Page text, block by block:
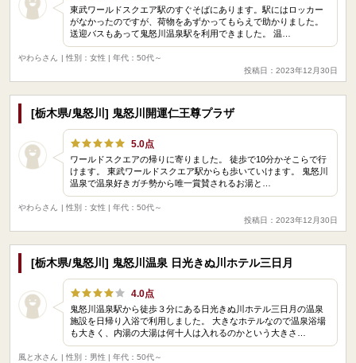
東武ワールドスクエア駅のすぐそばにあります。駅にはロッカー
がなかったのですが、荷物をあずかってもらえで助かりました。
送迎バスもあって鬼怒川温泉駅を利用できました。 温…
やわらさん
| 性別：女性 | 年代：50代～
投稿日：2023年12月30日
[栃木県/鬼怒川] 鬼怒川開運仁王尊プラザ
5.0点
ワールドスクエアの帰りに寄りました。 徒歩で10分かそこらで行
けます。 東武ワールドスクエア駅からも歩いていけます。 鬼怒川
温泉で温泉好きガチ勢から唯一賞賛されるお湯と…
やわらさん
| 性別：女性 | 年代：50代～
投稿日：2023年12月30日
[栃木県/鬼怒川] 鬼怒川温泉 日光きぬ川ホテル三日月
4.0点
鬼怒川温泉駅から徒歩３分にある日光きぬ川ホテル三日月の温泉
施設を日帰り入浴で利用しました。 大きなホテルなので温泉浴場
も大きく、内湯の大湯は何十人は入れるのかという大きさ…
風と水さん
| 性別：男性 | 年代：50代～